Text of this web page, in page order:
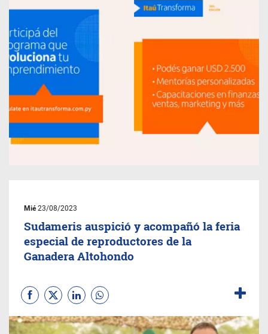
Mié23/08/2023
Sudameris auspició y acompañó la feria
especial de reproductores de la
Ganadera Altohondo